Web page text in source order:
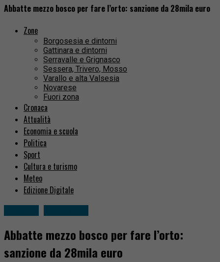
Abbatte mezzo bosco per fare l’orto: sanzione da 28mila euro
Zone
Borgosesia e dintorni
Gattinara e dintorni
Serravalle e Grignasco
Sessera, Trivero, Mosso
Varallo e alta Valsesia
Novarese
Fuori zona
Cronaca
Attualità
Economia e scuola
Politica
Sport
Cultura e turismo
Meteo
Edizione Digitale
Abbatte mezzo bosco per fare l’orto:
sanzione da 28mila euro